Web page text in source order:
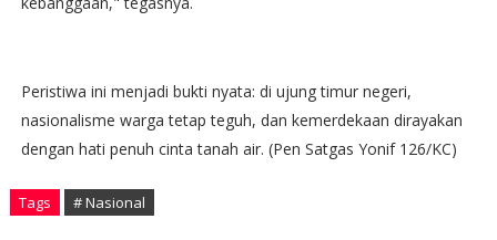
Peristiwa ini menjadi bukti nyata: di ujung timur negeri,
nasionalisme warga tetap teguh, dan kemerdekaan dirayakan
dengan hati penuh cinta tanah air. (Pen Satgas Yonif 126/KC)
Tags # Nasional